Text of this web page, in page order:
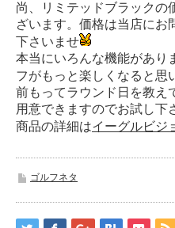
尚、リミテッドブラックの
ざいます。価格は当店にお
下さいませ
本当にいろんな機能があり
フがもっと楽しくなると思
前もってラウンド日を教え
用意できますのでお試し下
商品の詳細はイーグルビジ
ゴルフネタ